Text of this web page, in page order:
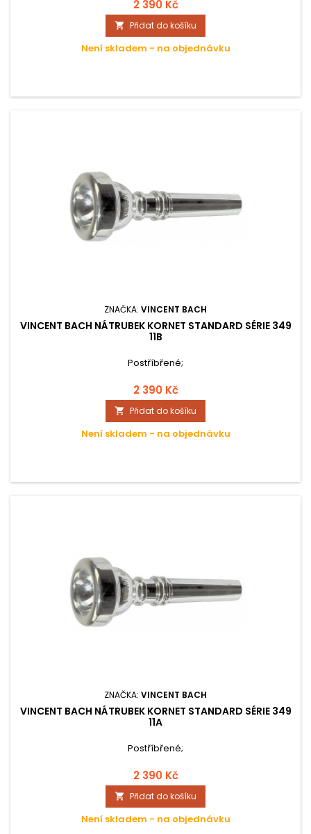
2 390 Kč
 Přidat do košíku
Není skladem - na objednávku
ZNAČKA: VINCENT BACH
VINCENT BACH NÁTRUBEK KORNET STANDARD SÉRIE 349
11B
Postříbřené;
2 390 Kč
 Přidat do košíku
Není skladem - na objednávku
ZNAČKA: VINCENT BACH
VINCENT BACH NÁTRUBEK KORNET STANDARD SÉRIE 349
11A
Postříbřené;
2 390 Kč
 Přidat do košíku
Není skladem - na objednávku